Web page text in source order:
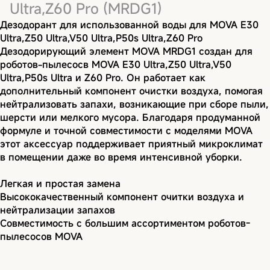
Ultra,Z60 Pro (MRDG1)
Дезодорант для использованной воды для MOVA E30
Ultra,Z50 Ultra,V50 Ultra,P50s Ultra,Z60 Pro
Дезодорирующий элемент MOVA MRDG1 создан для
роботов-пылесосв MOVA E30 Ultra,Z50 Ultra,V50
Ultra,P50s Ultra и Z60 Pro. Он работает как
дополнительный компонент очистки воздуха, помогая
нейтрализовать запахи, возникающие при сборе пыли,
шерсти или мелкого мусора. Благодаря продуманной
формуле и точной совместимости с моделями MOVA
этот аксессуар поддерживает приятный микроклимат
в помещении даже во время интенсивной уборки.
Легкая и простая замена
Высококачественный компонент очитки воздуха и
нейтрализации запахов
Совместимость с большим ассортиментом роботов-
пылесосов MOVA